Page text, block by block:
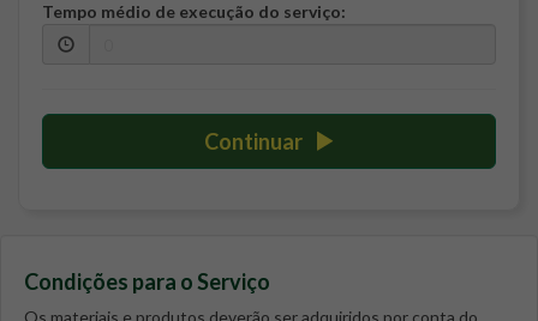
Tempo médio de execução do serviço:
Continuar
Condições para o Serviço
Os materiais e produtos deverão ser adquiridos por conta do